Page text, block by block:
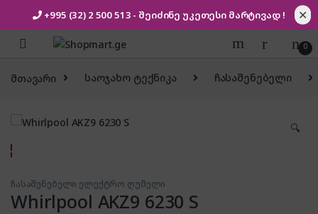
+995 (32) 2 500 513 - შეიძინე უკეთესი მარტივად ! ✕
Skip to navigation
Skip to content
0
მთავარი საოჯახო ტექნიკა ჩასაშენებელი
🔍
ჩასაშენებელი ელექტრო ღუმელი
Whirlpool AKZ9 6230 S